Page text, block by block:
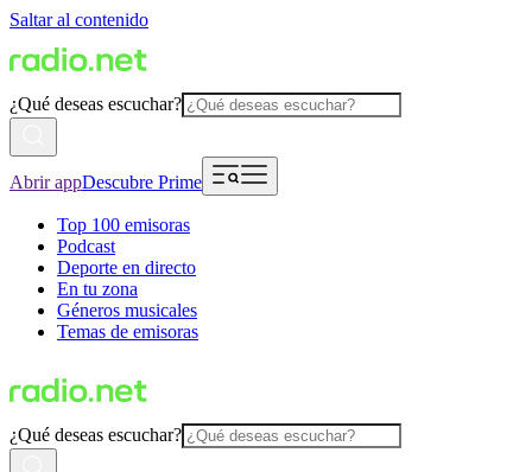
Saltar al contenido
¿Qué deseas escuchar?
Abrir appDescubre Prime
Top 100 emisoras
Podcast
Deporte en directo
En tu zona
Géneros musicales
Temas de emisoras
¿Qué deseas escuchar?